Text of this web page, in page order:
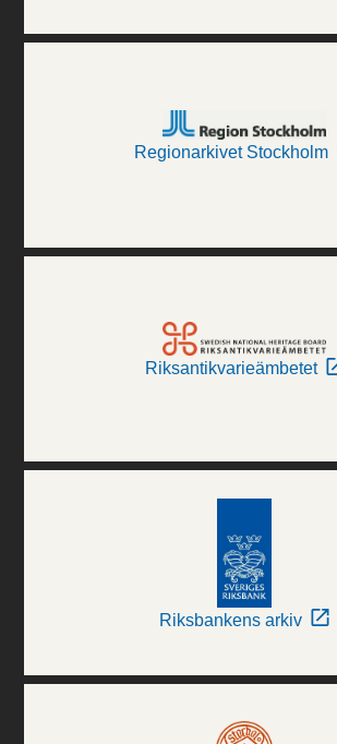
Regionarkivet Stockholm
Riksantikvarieämbetet
Riksbankens arkiv